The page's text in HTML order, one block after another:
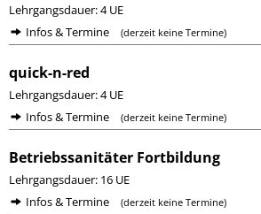
Lehrgangsdauer: 4 UE
Infos & Termine
(derzeit keine Termine)
quick-n-red
Lehrgangsdauer: 4 UE
Infos & Termine
(derzeit keine Termine)
Betriebssanitäter Fortbildung
Lehrgangsdauer: 16 UE
Infos & Termine
(derzeit keine Termine)